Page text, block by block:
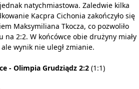
natychmiastowa. Zaledwie kilka
Kacpra Cichonia zakończyło się
Maksymiliana Tkocza, co pozwoliło
na 2:2. W końcówce obie drużyny miały
wynik nie uległ zmianie.
- Olimpia Grudziądz 2:2 (1:1)